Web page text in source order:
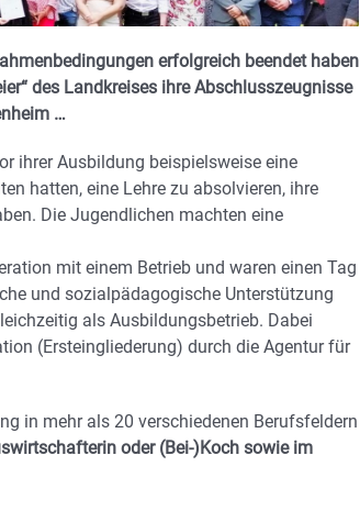
erfolgreich beendet haben
des Landkreises ihre Abschlusszeugnisse
…
ihrer Ausbildung beispielsweise eine
hatten, eine Lehre zu absolvieren, ihre
Die Jugendlichen machten eine
mit einem Betrieb und waren einen Tag
und sozialpädagogische Unterstützung
als Ausbildungsbetrieb. Dabei
(Ersteingliederung) durch die Agentur für
in mehr als 20 verschiedenen Berufsfeldern
oder (Bei-)Koch sowie im